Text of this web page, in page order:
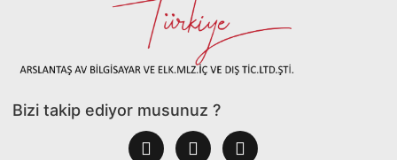
Bizi takip ediyor musunuz ?